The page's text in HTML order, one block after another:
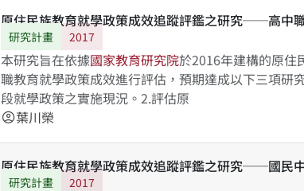
原住民族教育就學政策成效追蹤評鑑之研究──高中
研究計畫 2017
本研究旨在依據國家教育研究院於2016年建構的原住
職教育就學政策成效進行評估，預期達成以下三項研
段就學政策之實施現況。2.評估原
account_circle葉川榮
原住民族教育就學政策成效追蹤評鑑之研究──國民
研究計畫 2017